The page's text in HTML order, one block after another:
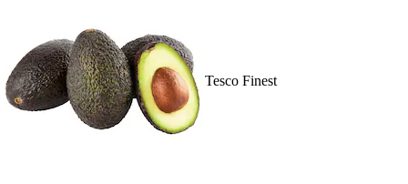
Tesco Finest